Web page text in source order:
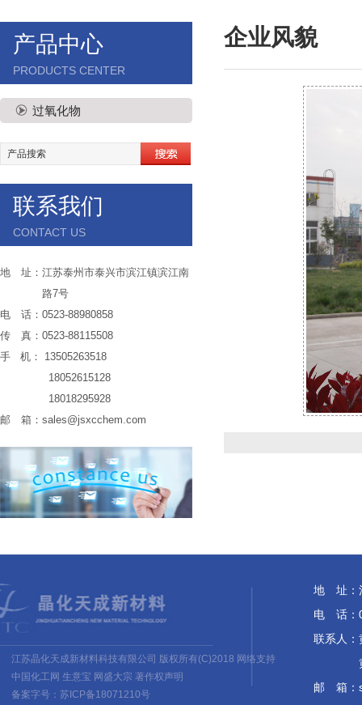
产品中心
PRODUCTS CENTER
过氧化物
联系我们
CONTACT US
地 址：江苏泰州市泰兴市滨江镇滨江南
路7号
电 话：0523-88980858
传 真：0523-88115508
手 机： 13505263518
18052615128
18018295928
邮 箱： sales@jsxcchem.com
企业风貌
江苏晶化天成新材料科技有限公司 版权所有(C)2018 网络支持
中国化工网 生意宝 网盛大宗 著作权声明
备案字号：苏ICP备18071210号
地 址：
电 话：
联系人
黄 佳
邮 箱：